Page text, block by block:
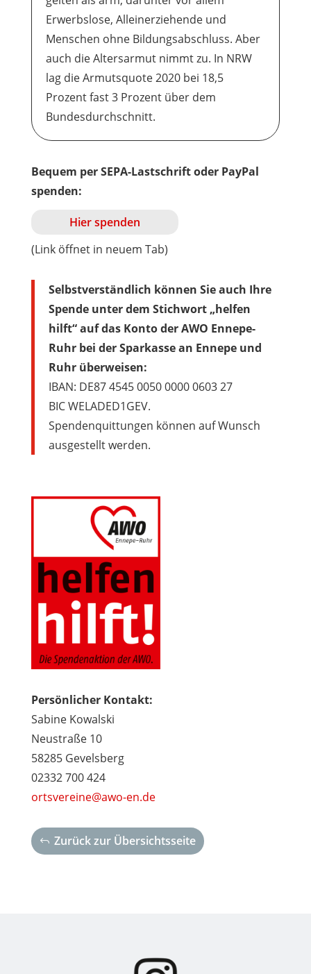
Erwerbslose, Alleinerziehende und
Menschen ohne Bildungsabschluss. Aber
auch die Altersarmut nimmt zu. In NRW
lag die Armutsquote 2020 bei 18,5
Prozent fast 3 Prozent über dem
Bundesdurchschnitt.
Bequem per SEPA-Lastschrift oder PayPal
spenden:
Hier spenden
(Link öffnet in neuem Tab)
Selbstverständlich können Sie auch Ihre
Spende unter dem Stichwort „helfen
hilft“ auf das Konto der AWO Ennepe-
Ruhr bei der Sparkasse an Ennepe und
Ruhr überweisen:
IBAN: DE87 4545 0050 0000 0603 27
BIC WELADED1GEV.
Spendenquittungen können auf Wunsch
ausgestellt werden.
Persönlicher Kontakt:
Sabine Kowalski
Neustraße 10
58285 Gevelsberg
02332 700 424
ortsvereine@awo-en.de
Zurück zur Übersichtsseite